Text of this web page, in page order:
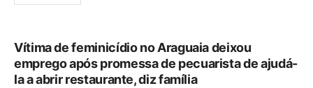
Vítima de feminicídio no Araguaia deixou
emprego após promessa de pecuarista de ajudá-
la a abrir restaurante, diz família